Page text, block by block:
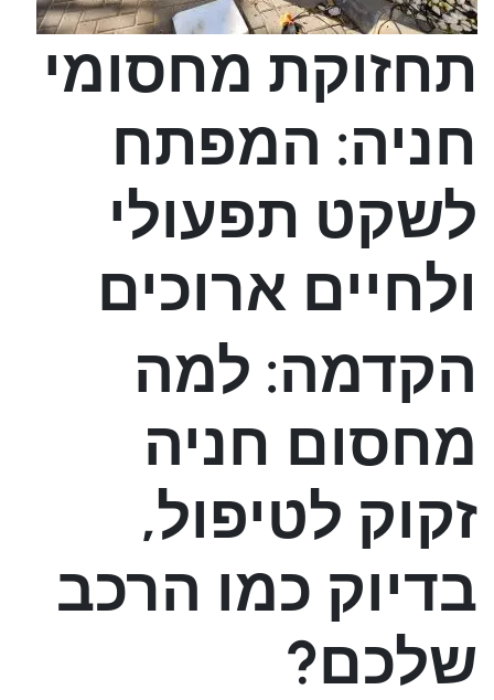
תחזוקת מחסומי
חניה: המפתח
לשקט תפעולי
ולחיים ארוכים
הקדמה: למה
מחסום חניה
זקוק לטיפול,
בדיוק כמו הרכב
שלכם?